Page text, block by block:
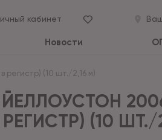
кабинет
Новости
регистр) (10 шт./2,16 м)
ЙЕЛЛОУСТОН
(10 ШТ./